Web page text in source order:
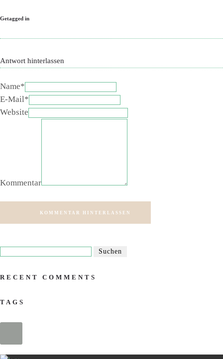
Getagged in
Antwort hinterlassen
Name*
E-Mail*
Website
Kommentar
KOMMENTAR HINTERLASSEN
RECENT COMMENTS
TAGS